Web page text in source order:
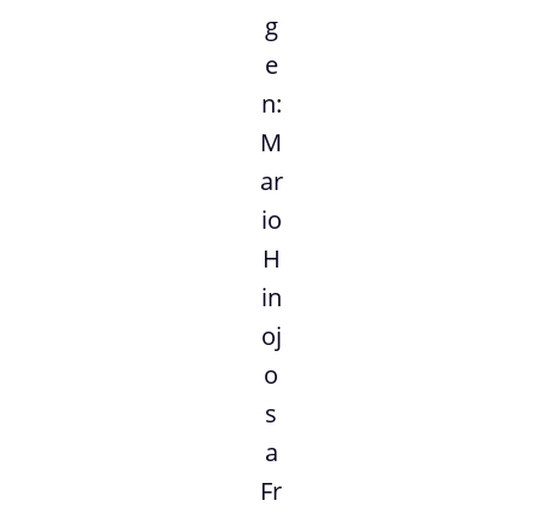
g
e
n:
M
ar
io
H
in
oj
o
s
a
Fr